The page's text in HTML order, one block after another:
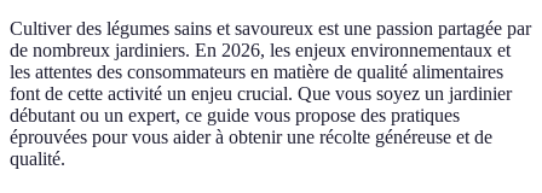
Cultiver des légumes sains et savoureux est une passion partagée par
de nombreux jardiniers. En 2026, les enjeux environnementaux et
les attentes des consommateurs en matière de qualité alimentaires
font de cette activité un enjeu crucial. Que vous soyez un jardinier
débutant ou un expert, ce guide vous propose des pratiques
éprouvées pour vous aider à obtenir une récolte généreuse et de
qualité.